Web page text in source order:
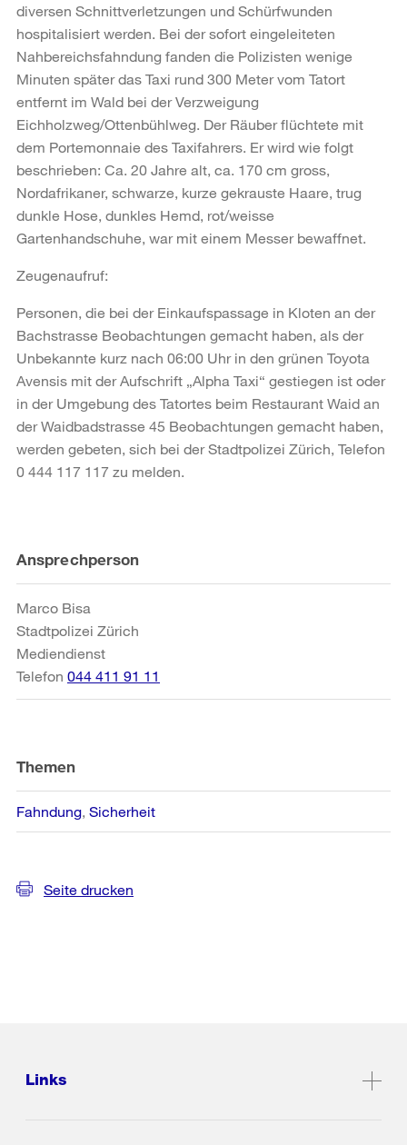
diversen Schnittverletzungen und Schürfwunden
hospitalisiert werden. Bei der sofort eingeleiteten
Nahbereichsfahndung fanden die Polizisten wenige
Minuten später das Taxi rund 300 Meter vom Tatort
entfernt im Wald bei der Verzweigung
Eichholzweg/Ottenbühlweg. Der Räuber flüchtete mit
dem Portemonnaie des Taxifahrers. Er wird wie folgt
beschrieben: Ca. 20 Jahre alt, ca. 170 cm gross,
Nordafrikaner, schwarze, kurze gekrauste Haare, trug
dunkle Hose, dunkles Hemd, rot/weisse
Gartenhandschuhe, war mit einem Messer bewaffnet.
Zeugenaufruf:
Personen, die bei der Einkaufspassage in Kloten an der
Bachstrasse Beobachtungen gemacht haben, als der
Unbekannte kurz nach 06:00 Uhr in den grünen Toyota
Avensis mit der Aufschrift „Alpha Taxi“ gestiegen ist oder
in der Umgebung des Tatortes beim Restaurant Waid an
der Waidbadstrasse 45 Beobachtungen gemacht haben,
werden gebeten, sich bei der Stadtpolizei Zürich, Telefon
0 444 117 117 zu melden.
Weitere
Informationen
Ansprechperson
Marco Bisa
Stadtpolizei Zürich
Mediendienst
Telefon 044 411 91 11
Themen
Fahndung Sicherheit
Seite drucken
Links